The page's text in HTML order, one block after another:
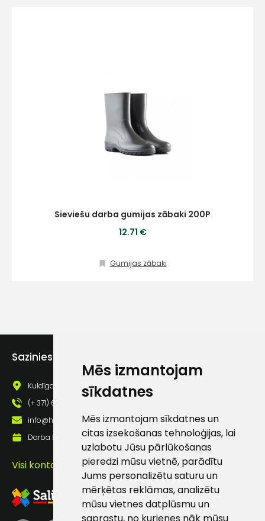
Mēs izmantojam
sīkdatnes
Mēs izmantojam sīkdatnes un
citas izsekošanas tehnoloģijas, lai
uzlabotu Jūsu pārlūkošanas
pieredzi mūsu vietnē, parādītu
Jums personalizētu saturu un
mērķētas reklāmas, analizētu
mūsu vietnes datplūsmu un
Sieviešu darba gumijas zābaki 200P
12.71 €
Gumijas zābaki
Sazinies ar mums
Kuldīgas iela 69a, Saldus, Saldus nov., LV - 3801
(+ 371) 63 881 186
info@hards.lv
Darba laiks: Darbadienās: 8:00 - 17:00
Visi kontakti
Piekrītu SIA Hards
Klientu
atbalsts
Darbdienās:
8:00 – 17:00
(+371) 63 881
186